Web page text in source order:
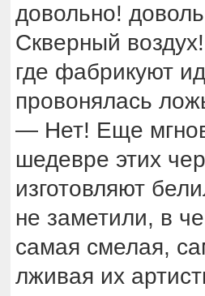
довольно!
Скверный
где фабрикуют
провонялась
— Нет! Еще
шедевре этих
изготовляют
не заметили, в
самая смелая,
лживая их